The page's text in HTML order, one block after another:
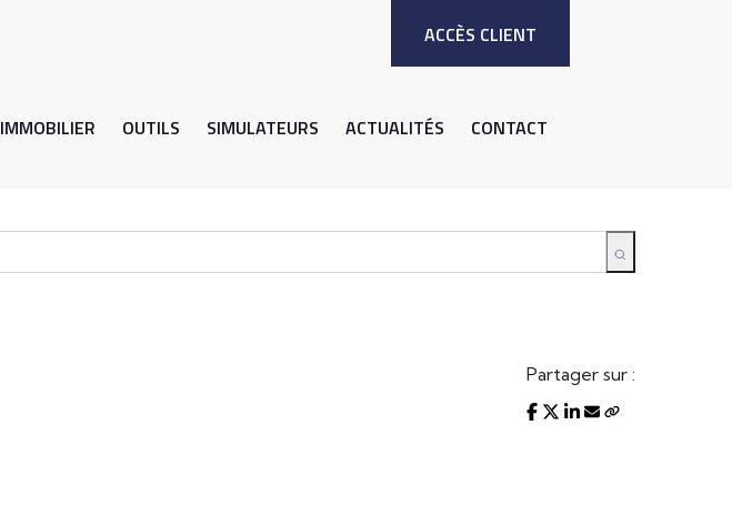
ACCÈS CLIENT
IMMOBILIER OUTILS SIMULATEURS ACTUALITÉS CONTACT
Partager sur :